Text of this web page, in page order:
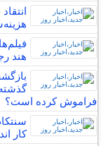
هند
فراموش کرده است؟
کار انداختیم|